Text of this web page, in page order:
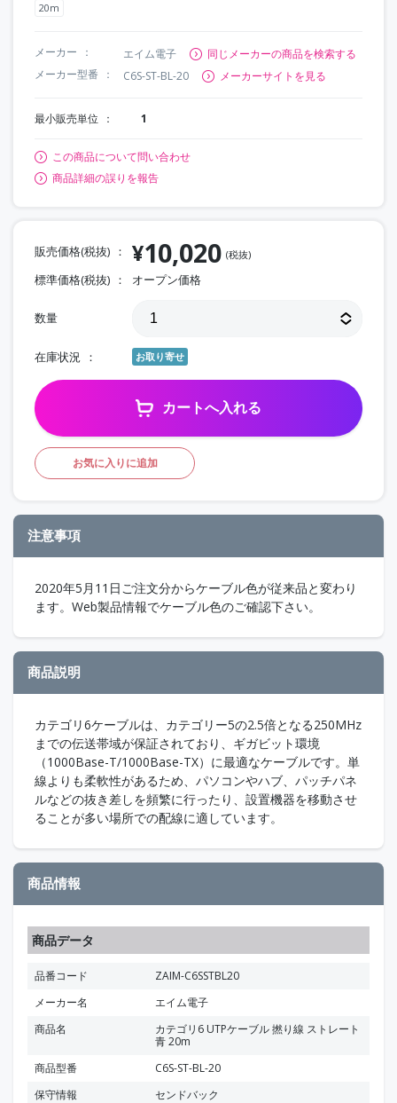
20m
メーカー エイム電子
同じメーカーの商品を検索する
メーカー型番
C6S-ST-BL-20 メーカーサイトを見る
最小販売単位 1
この商品について問い合わせ
商品詳細の誤りを報告
販売価格(税抜) ¥10,020 (税抜)
標準価格(税抜) オープン価格
数量
在庫状況 お取り寄せ
カートへ入れる
お気に入りに追加
注意事項
2020年5月11日ご注文分からケーブル色が従来品と変わり
ます。Web製品情報でケーブル色のご確認下さい。
商品説明
カテゴリ6ケーブルは、カテゴリー5の2.5倍となる250MHz
までの伝送帯域が保証されており、ギガビット環境
（1000Base-T/1000Base-TX）に最適なケーブルです。単
線よりも柔軟性があるため、パソコンやハブ、パッチパネ
ルなどの抜き差しを頻繁に行ったり、設置機器を移動させ
ることが多い場所での配線に適しています。
商品情報
商品データ
品番コード
ZAIM-C6SSTBL20
メーカー名
エイム電子
商品名
カテゴリ6 UTPケーブル 撚り線 ストレート
青 20m
商品型番
C6S-ST-BL-20
保守情報
センドバック